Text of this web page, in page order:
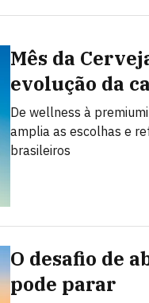
Mês da
evolução da
De wellness à
amplia as escolhas e
brasileiros
O desafio de
pode parar